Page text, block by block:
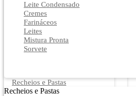
Leite Condensado
Cremes
Farináceos
Leites
Mistura Pronta
Sorvete
Recheios e Pastas
Recheios e Pastas